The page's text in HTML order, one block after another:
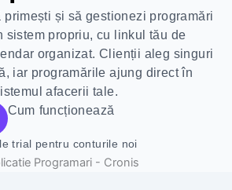
primești și să gestionezi programări
sistem propriu, cu linkul tău de
organizat. Clienții aleg singuri
iar programările ajung direct în
afacerii tale.
Cum funcționează
trial pentru conturile noi